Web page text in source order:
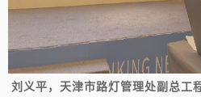
刘义平， 天津市路灯管理处副总工